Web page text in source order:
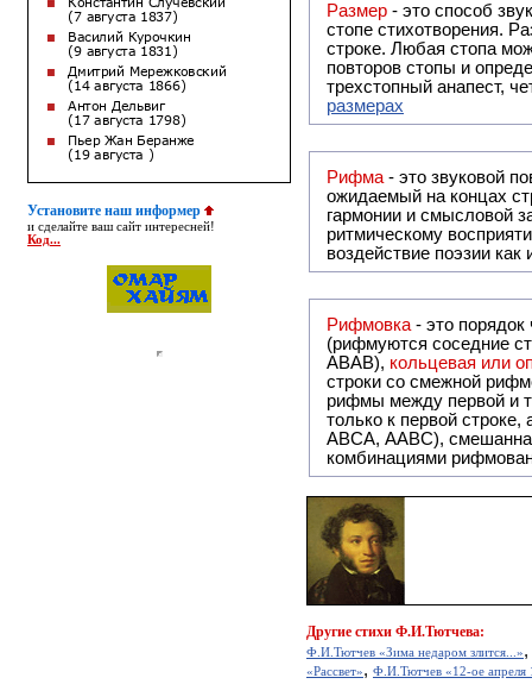
Установите наш информер
и сделайте ваш сайт интересней!
Код...
Размер - это способ
стопе стихотворения.
строке. Любая стопа
повторов стопы и
трехстопный анапест,
размерах
Рифма - это звуковой повтор, традиционно используемый в поэзии и, как
ожидаемый на концах
гармонии и смысловой
ритмическому
воздействие поэзии
Рифмовка - это
(рифмуются соседние
ABAB), кольцевая или
строки со смежной
рифмы между первой и
только к первой
ABCA, AABC), смешанная или вольная рифмовка (рифмовка в сложных строфах с различными
комбинациями
Другие стихи Ф.И.Тютчева:
Ф.И.Тютчев «Зима недаром злится...»,
«Рассвет», Ф.И.Тютчев «12-ое апреля